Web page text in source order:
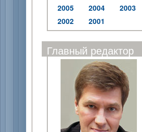
2005
2004
2003
2002
2001
Главный редактор